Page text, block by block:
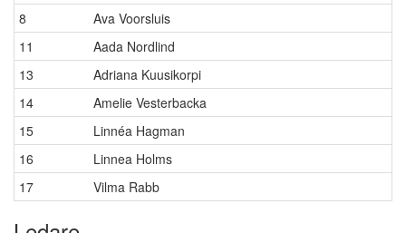
8
Ava Voorsluis
11
Aada Nordlind
13
Adriana Kuusikorpi
14
Amelie Vesterbacka
15
Linnéa Hagman
16
Linnea Holms
17
Vilma Rabb